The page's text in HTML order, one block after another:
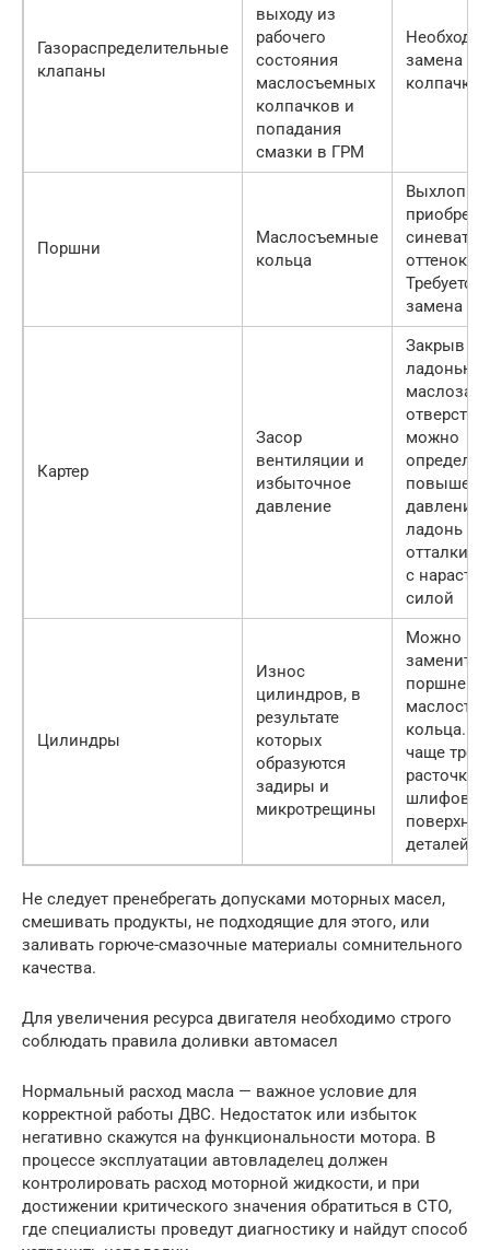
Газораспределительные
клапаны
выходу из
рабочего
состояния
маслосъемных
колпачков и
попадания
смазки в ГРМ
замена
колпачков
Поршни
Маслосъемные
кольца
Выхлоп
оттенок.
Требуется
замена
Картер
Засор
вентиляции и
избыточное
давление
Закрыв
ладонью
отверстие
можно
давление
ладонь
с
силой
Цилиндры
Износ
цилиндров, в
результате
которых
образуются
задиры и
микротрещины
Можно
заменить
кольца.
чаще
расточка и
шлифовка
деталей
Не следует пренебрегать допусками моторных масел,
смешивать продукты, не подходящие для этого, или
заливать горюче-смазочные материалы сомнительного
качества.
Для увеличения ресурса двигателя необходимо строго
соблюдать правила доливки автомасел
Нормальный расход масла — важное условие для
корректной работы ДВС. Недостаток или избыток
негативно скажутся на функциональности мотора. В
процессе эксплуатации автовладелец должен
контролировать расход моторной жидкости, и при
достижении критического значения обратиться в СТО,
где специалисты проведут диагностику и найдут способ